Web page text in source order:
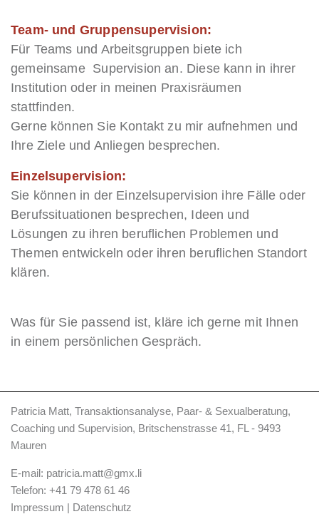
Team- und Gruppensupervision:
Für Teams und Arbeitsgruppen biete ich
gemeinsame Supervision an. Diese kann in ihrer
Institution oder in meinen Praxisräumen
stattfinden.
Gerne können Sie Kontakt zu mir aufnehmen und
Ihre Ziele und Anliegen besprechen.
Einzelsupervision:
Sie können in der Einzelsupervision ihre Fälle oder
Berufssituationen besprechen, Ideen und
Lösungen zu ihren beruflichen Problemen und
Themen entwickeln oder ihren beruflichen Standort
klären.
Was für Sie passend ist, kläre ich gerne mit Ihnen
in einem persönlichen Gespräch.
Patricia Matt, Transaktionsanalyse, Paar- & Sexualberatung,
Coaching und Supervision, Britschenstrasse 41, FL - 9493
Mauren
E-mail: patricia.matt@gmx.li
Telefon: +41 79 478 61 46
Impressum | Datenschutz